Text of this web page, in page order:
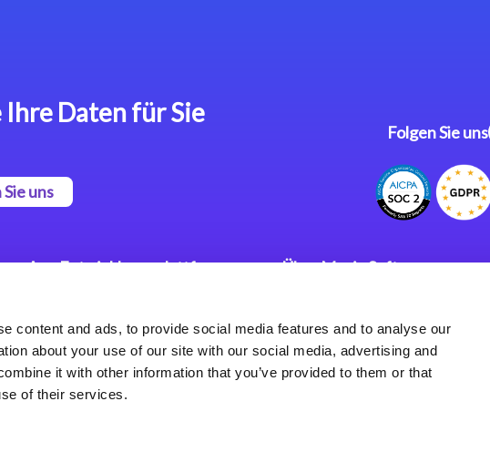
content and ads, to provide social media features and to analyse our
about your use of our site with our social media, advertising and
it with other information that you’ve provided to them or that
of their services.
Ihre Daten für Sie
uns
Folgen Sie uns
App Entwicklungsplattform
Plattform
Magic xpa Web Application
Framework
Über Magic Software
Karriere
Datenschutzerklärung
Weltweite Niederlassungen